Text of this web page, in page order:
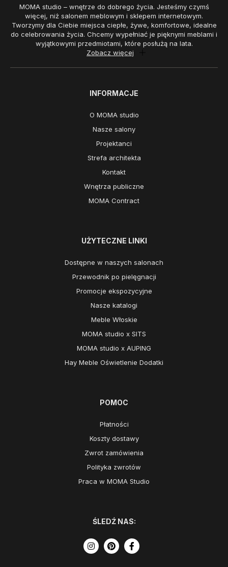
MOMA studio – wnętrze do dobrego życia. Jesteśmy czymś
więcej, niż salonem meblowym i sklepem internetowym.
Tworzymy dla Ciebie miejsca ciepłe, żywe, komfortowe, idealne
do celebrowania życia. Chcemy wypełniać je pięknymi meblami i
wyjątkowymi przedmiotami, które posłużą na lata.
Zobacz więcej
INFORMACJE
O MOMA studio
Nasze salony
Projektanci
Strefa architekta
Kontakt
Wnętrza publiczne
MOMA Contract
UŻYTECZNE LINKI
Dostępne w naszych salonach
Przewodnik po pielęgnacji
Promocje ekspozycyjne
Nasze katalogi
Meble Włoskie
MOMA studio x SITS
MOMA studio x AUPING
Hay Meble Oświetlenie Dodatki
POMOC
Płatności
Koszty dostawy
Zwrot zamówienia
Polityka zwrotów
Praca w MOMA Studio
ŚLEDŹ NAS: